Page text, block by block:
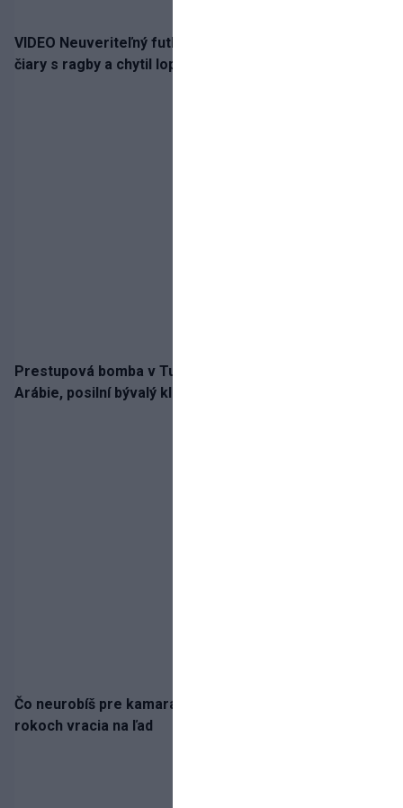
VIDEO Neuveriteľný futbalový bizár! Brankár si pomýlil
čiary s ragby a chytil loptu ďaleko od šestnástky
Prestupová bomba v Turecku! Salah nepôjde do
Arábie, posilní bývalý klub Hamšíka
Čo neurobíš pre kamaráta! Marián Hossa sa po troch
rokoch vracia na ľad